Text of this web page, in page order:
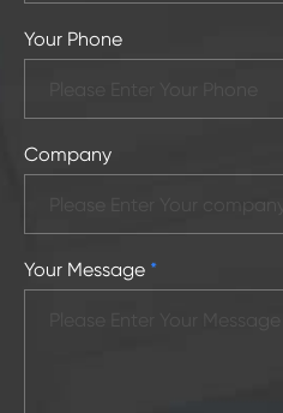
Your Phone
Company
Your Message *